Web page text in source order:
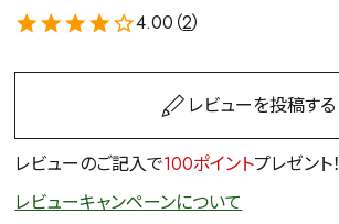
4.00（2）
レビューを投稿する
レビューのご記入で100ポイントプレゼント！
レビューキャンペーンについて